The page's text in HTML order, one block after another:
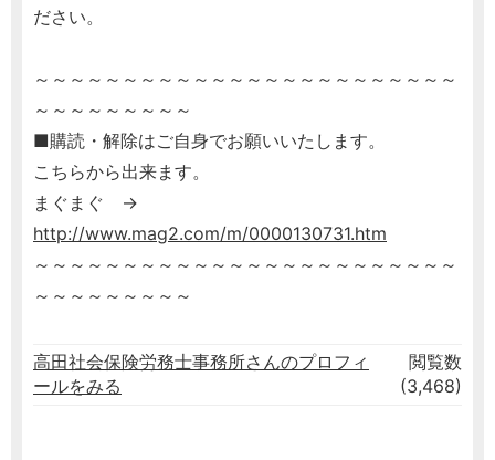
ださい。
～～～～～～～～～～～～～～～～～～～～～～～～
～～～～～～～～～
■購読・解除はご自身でお願いいたします。
こちらから出来ます。
まぐまぐ →
http://www.mag2.com/m/0000130731.htm
～～～～～～～～～～～～～～～～～～～～～～～～
～～～～～～～～～
高田社会保険労務士事務所さんのプロフィ
ールをみる
閲覧数
(3,468)